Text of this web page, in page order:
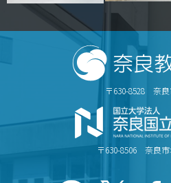
自然環境教育センター
理数教育研究センター
特別支援教育研究セン
Nara ISC/ 国際戦略セン
こどもの学びと育ちセ
〒630-8528 奈
〒630-8506 奈良